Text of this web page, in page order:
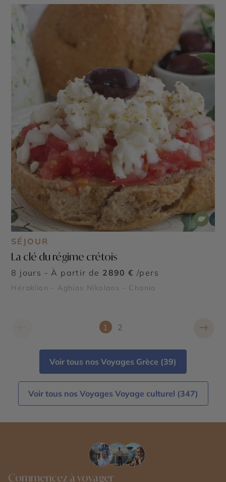
SÉJOUR
La clé du régime crétois
8 jours - À partir de 2890 € /pers
Héraklion - Aghios Nikolaos - Chania
1 2 →
Voir tous nos Voyages Grèce (39)
Voir tous nos Voyages Voyage culturel (347)
Commencez à voyager